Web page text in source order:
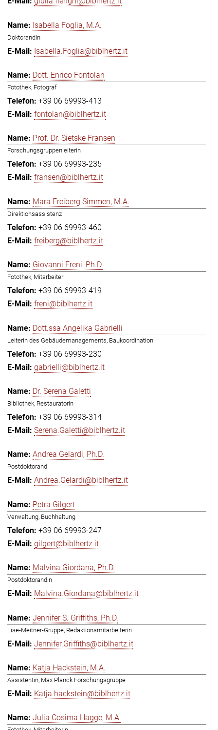
Isabella Foglia, M.A.
Doktorandin
Isabella.Foglia@biblhertz.it
Dott. Enrico Fontolan
Fotothek, Fotograf
+39 06 69993-413
fontolan@biblhertz.it
Prof. Dr. Sietske Fransen
Forschungsgruppenleiterin
+39 06 69993-235
fransen@biblhertz.it
Mara Freiberg Simmen, M.A.
Direktionsassistenz
+39 06 69993-460
freiberg@biblhertz.it
Giovanni Freni, Ph.D.
Fotothek, Mitarbeiter
+39 06 69993-419
freni@biblhertz.it
Dott.ssa Angelika Gabrielli
Leiterin des Gebäudemanagements, Baukoordination
+39 06 69993-230
gabrielli@biblhertz.it
Dr. Serena Galetti
Bibliothek, Restauratorin
+39 06 69993-314
Serena.Galetti@biblhertz.it
Andrea Gelardi, Ph.D.
Postdoktorand
Andrea.Gelardi@biblhertz.it
Petra Gilgert
Verwaltung, Buchhaltung
+39 06 69993-247
gilgert@biblhertz.it
Malvina Giordana, Ph.D.
Postdoktorandin
Malvina.Giordana@biblhertz.it
Jennifer S. Griffiths, Ph.D.
Lise-Meitner-Gruppe, Redaktionsmitarbeiterin
Jennifer.Griffiths@biblhertz.it
Katja Hackstein, M.A.
Assistentin, Max Planck Forschungsgruppe
Katja.hackstein@biblhertz.it
Julia Cosima Hagge, M.A.